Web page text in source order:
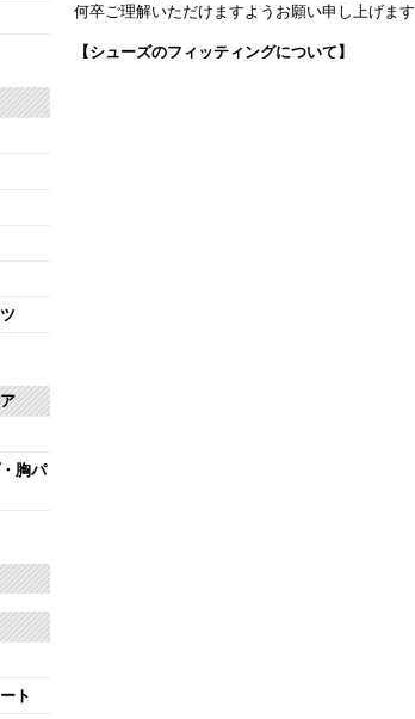
何卒ご理解いただけますようお願い申し上げます
【シューズのフィッティングについて】
胸パ
ト